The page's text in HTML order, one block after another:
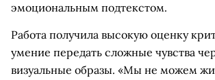
эмоциональным подтекстом.
Работа получила высокую оценку
умение передать сложные чувства
визуальные образы. «Мы не можем